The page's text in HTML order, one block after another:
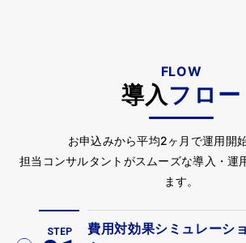
FLOW
導入フロー
お申込みから平均2ヶ月で運用開
担当コンサルタントがスムーズな導入・運
ます。
STEP
費用対効果シミュレーシ